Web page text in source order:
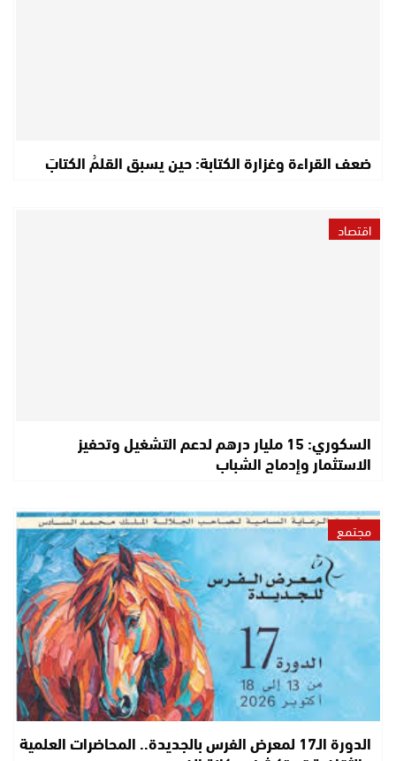
ضعف القراءة وغزارة الكتابة: حين يسبق القلمُ الكتابَ
اقتصاد
السكوري: 15 مليار درهم لدعم التشغيل وتحفيز
الاستثمار وإدماج الشباب
مجتمع
الدورة الـ17 لمعرض الفرس بالجديدة.. المحاضرات العلمية